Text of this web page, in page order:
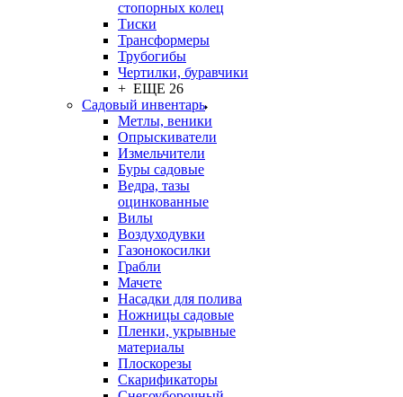
стопорных колец
Тиски
Трансформеры
Трубогибы
Чертилки, буравчики
+ ЕЩЕ 26
Садовый инвентарь
Метлы, веники
Опрыскиватели
Измельчители
Буры садовые
Ведра, тазы
оцинкованные
Вилы
Воздуходувки
Газонокосилки
Грабли
Мачете
Насадки для полива
Ножницы садовые
Пленки, укрывные
материалы
Плоскорезы
Скарификаторы